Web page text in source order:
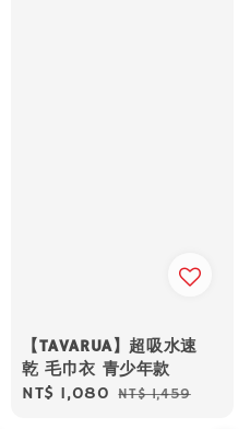
【TAVARUA】超吸水速
乾 毛巾衣 青少年款
Sale
NT$ 1,080 Regular
NT$ 1,459